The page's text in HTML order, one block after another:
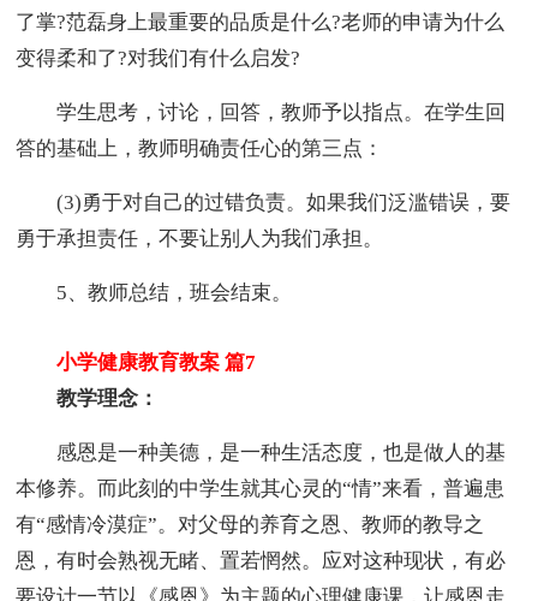
了掌?范磊身上最重要的品质是什么?老师的申请为什么
变得柔和了?对我们有什么启发?
学生思考，讨论，回答，教师予以指点。在学生回
答的基础上，教师明确责任心的第三点：
(3)勇于对自己的过错负责。如果我们泛滥错误，要
勇于承担责任，不要让别人为我们承担。
5、教师总结，班会结束。
小学健康教育教案 篇7
教学理念：
感恩是一种美德，是一种生活态度，也是做人的基
本修养。而此刻的中学生就其心灵的“情”来看，普遍患
有“感情冷漠症”。对父母的养育之恩、教师的教导之
恩，有时会熟视无睹、置若惘然。应对这种现状，有必
要设计一节以《感恩》为主题的心理健康课，让感恩走